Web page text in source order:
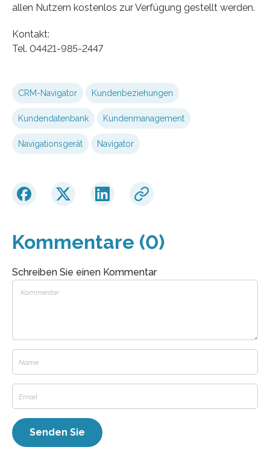
allen Nutzern kostenlos zur Verfügung gestellt werden.
Kontakt:
Tel. 04421-985-2447
CRM-Navigator Kundenbeziehungen
Kundendatenbank Kundenmanagement
Navigationsgerät Navigator
Kommentare (0)
Schreiben Sie einen Kommentar